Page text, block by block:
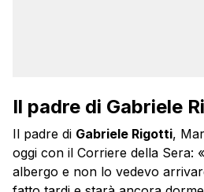
Il padre di Gabriele
Il padre di Gabriele Rigotti,
oggi con il Corriere della Sera:
albergo e non lo vedevo